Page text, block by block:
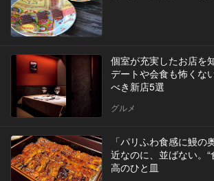
個室が充実したお店を
デートや会食も怖くな
べき新店5選
グルメ
「パリふわ食感に鰻
近なのに、並ばない。
高のひと皿